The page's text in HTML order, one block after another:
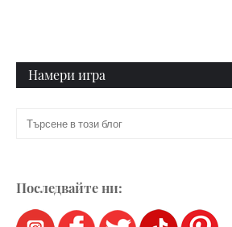
Намери игра
Последвайте ни: